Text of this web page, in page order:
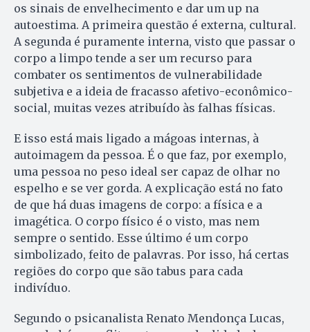
os sinais de envelhecimento e dar um up na
autoestima. A primeira questão é externa, cultural.
A segunda é puramente interna, visto que passar o
corpo a limpo tende a ser um recurso para
combater os sentimentos de vulnerabilidade
subjetiva e a ideia de fracasso afetivo-econômico-
social, muitas vezes atribuído às falhas físicas.
E isso está mais ligado a mágoas internas, à
autoimagem da pessoa. É o que faz, por exemplo,
uma pessoa no peso ideal ser capaz de olhar no
espelho e se ver gorda. A explicação está no fato
de que há duas imagens de corpo: a física e a
imagética. O corpo físico é o visto, mas nem
sempre o sentido. Esse último é um corpo
simbolizado, feito de palavras. Por isso, há certas
regiões do corpo que são tabus para cada
indivíduo.
Segundo o psicanalista Renato Mendonça Lucas,